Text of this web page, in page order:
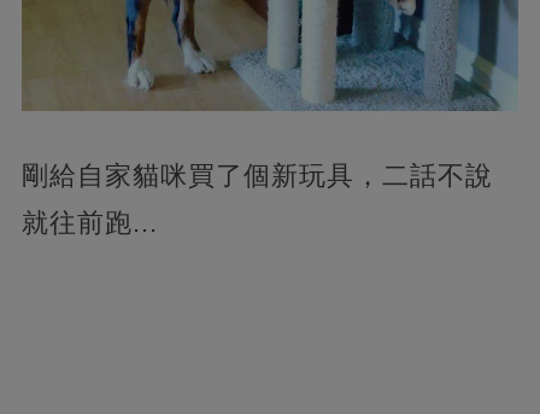
剛給自家貓咪買了個新玩具，二話不說
就往前跑...